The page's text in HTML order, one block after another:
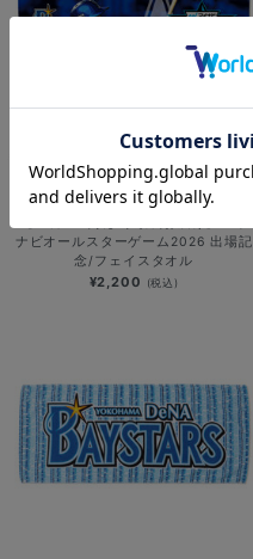
NEW
ナビオールスターゲーム2026 出場記
念/フェイスタオル
¥2,200 (税込)